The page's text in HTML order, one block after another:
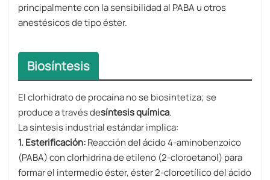
principalmente con la sensibilidad al PABA u otros
anestésicos de tipo éster.
Biosíntesis
El clorhidrato de procaína no se biosintetiza; se
produce a través desíntesis química.
La síntesis industrial estándar implica:
1. Esterificación:Reacción del ácido 4-aminobenzoico
(PABA) con clorhidrina de etileno (2-cloroetanol) para
formar el intermedio éster, éster 2-cloroetílico del ácido